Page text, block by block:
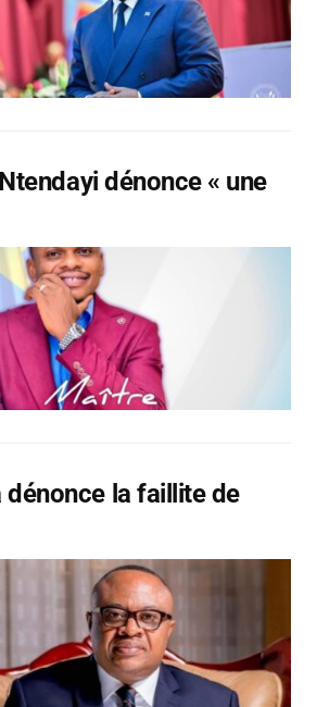
dénonce « une
dénonce la faillite de